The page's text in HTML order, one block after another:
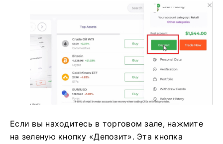
Если вы находитесь в торговом зале, нажмите
на зеленую кнопку «Депозит». Эта кнопка